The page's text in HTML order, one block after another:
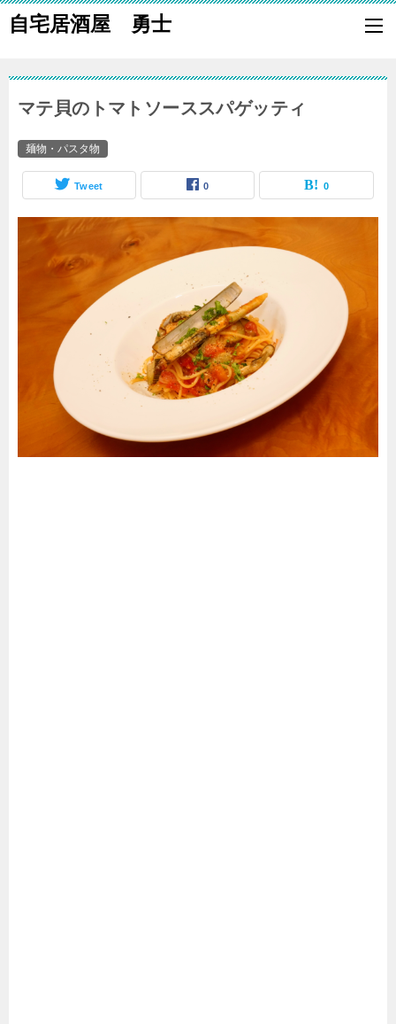
自宅居酒屋 勇士
自宅で居酒屋の「酒の肴」になる料理を楽しく作り、家族や親族に友
マテ貝のトマトソーススパゲッティ
麺物・パスタ物
Tweet 0 0